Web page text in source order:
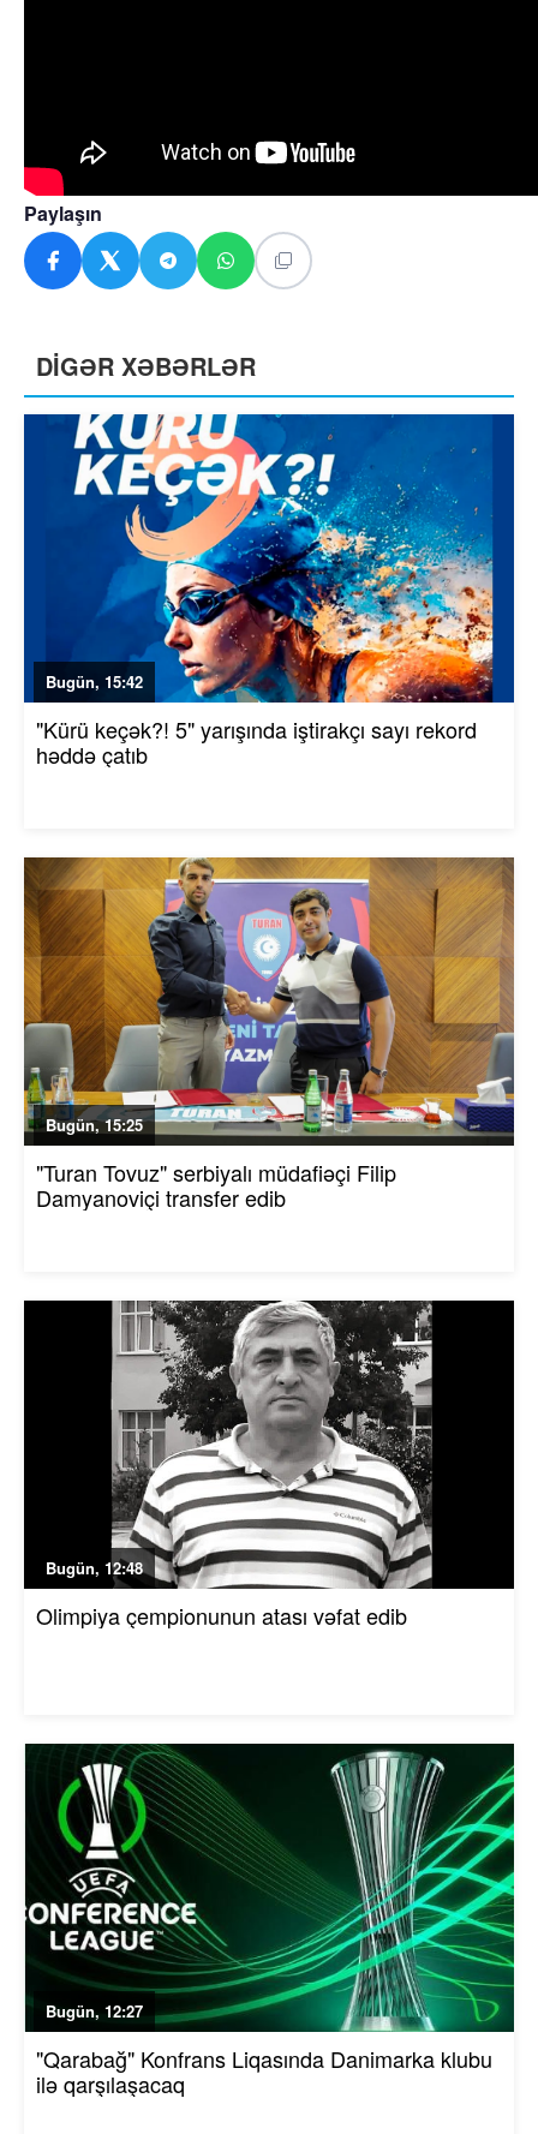
Paylaşın
DİGƏR XƏBƏRLƏR
Bugün, 15:42
"Kürü keçək?! 5" yarışında iştirakçı sayı rekord
həddə çatıb
Bugün, 15:25
"Turan Tovuz" serbiyalı müdafiəçi Filip
Damyanoviçi transfer edib
Bugün, 12:48
Olimpiya çempionunun atası vəfat edib
Bugün, 12:27
"Qarabağ" Konfrans Liqasında Danimarka klubu
ilə qarşılaşacaq